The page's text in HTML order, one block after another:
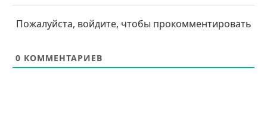
Пожалуйста, войдите, чтобы прокомментировать
0 КОММЕНТАРИЕВ